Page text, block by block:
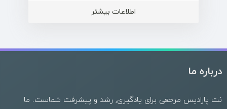
اطلاعات بیشتر
درباره ما
نت پارادیس مرجعی برای یادگیری, رشد و پیشرفت شماست. ما